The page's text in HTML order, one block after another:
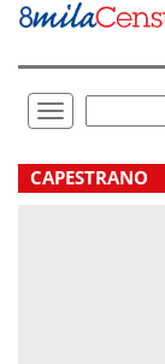
Vai
direttamente
Toggle
navigation
.
CAPESTRANO